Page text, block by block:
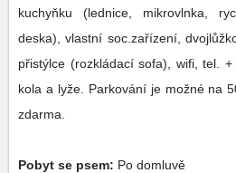
kuchyňku (lednice, mikrovlnka,
deska), vlastní soc.zařízení,
přistýlce (rozkládací sofa), wifi, tel.
kola a lyže. Parkování je možné na
zdarma.
Pobyt se psem: Po domluvě